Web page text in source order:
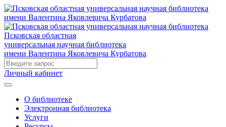
Псковская областная
универсальная научная библиотека
имени Валентина Яковлевича Курбатова
Личный кабинет
О библиотеке
Электронная библиотека
Услуги